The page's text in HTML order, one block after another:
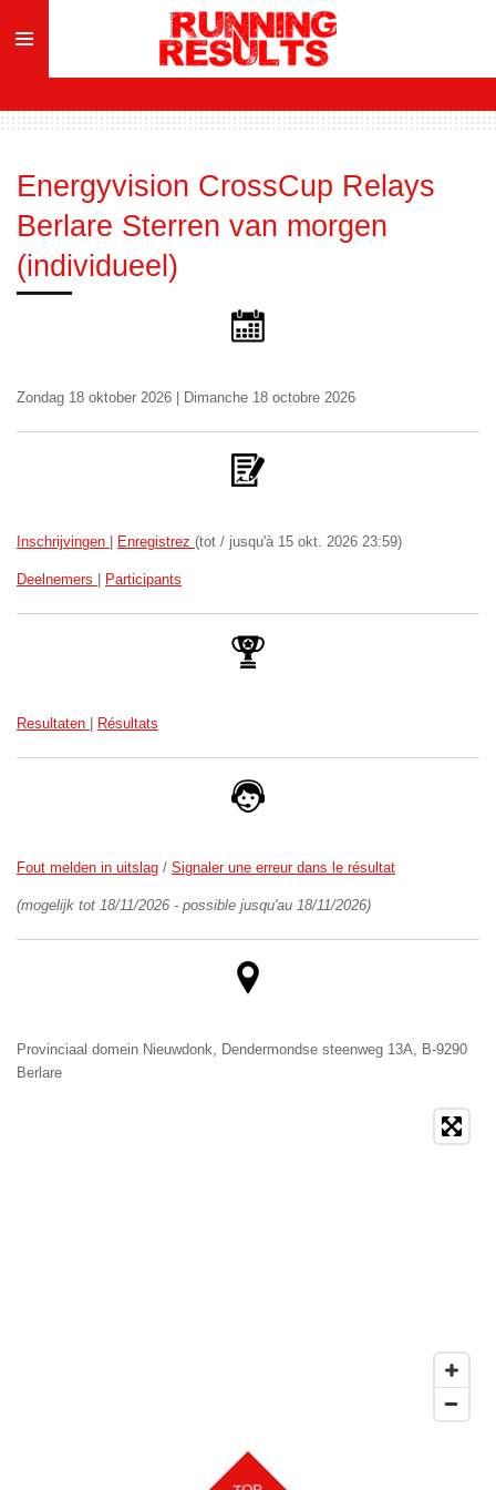
direct
hoofdinhoud
Energyvision CrossCup Relays
Berlare Sterren van morgen
(individueel)
Zondag 18 oktober 2026 | Dimanche 18 octobre 2026
Inschrijvingen Enregistrez (tot / jusqu'à 15 okt. 2026 23:59)
Deelnemers Participants
Resultaten Résultats
Fout melden in uitslag / Signaler une erreur dans le résultat
(mogelijk tot 18/11/2026 - possible jusqu'au 18/11/2026)
Provinciaal domein Nieuwdonk, Dendermondse steenweg 13A, B-9290
Berlare